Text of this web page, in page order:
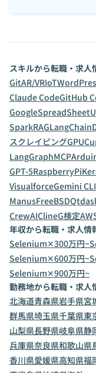
スキルから転職・求人
GitAR/VRIoT
Claude CodeGitHub
GoogleSpreadSheet
SparkRAGLangChain
スクレイピングGPU
LangGraphMCP
GPT-5RaspberryPi
VisualforceGemini CLI
ManusFreeBSDQt
CrewAIClineG検定
年収から転職・求人情
Selenium✕300万円~
Selenium✕600万円~
Selenium✕900万円~
勤務地から転職・求人
北海道青森県岩手県宮
群馬県埼玉県千葉県東
山梨県長野県岐阜県静
兵庫県奈良県和歌山県
香川県愛媛県高知県福